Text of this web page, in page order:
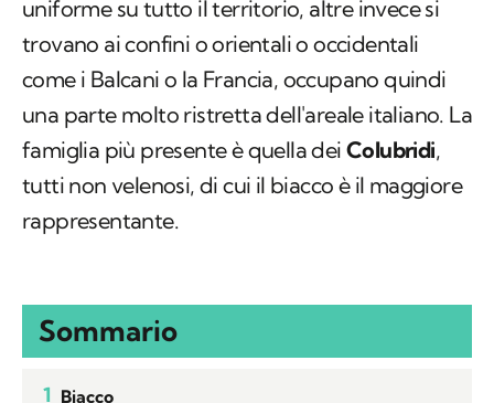
uniforme su tutto il territorio, altre invece si
trovano ai confini o orientali o occidentali
come i Balcani o la Francia, occupano quindi
una parte molto ristretta dell'areale italiano. La
famiglia più presente è quella dei Colubridi,
tutti non velenosi, di cui il biacco è il maggiore
rappresentante.
Sommario
1 Biacco